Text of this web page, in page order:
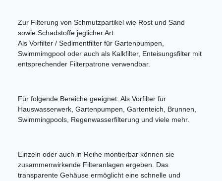
Zur Filterung von Schmutzpartikel wie Rost und Sand
sowie Schadstoffe jeglicher Art.
Als Vorfilter / Sedimentfilter für Gartenpumpen,
Swimmimgpool oder auch als Kalkfilter, Enteisungsfilter mit
entsprechender Filterpatrone verwendbar.
Für folgende Bereiche geeignet: Als Vorfilter für
Hauswasserwerk, Gartenpumpen, Gartenteich, Brunnen,
Swimmingpools, Regenwasserfilterung und viele mehr.
Einzeln oder auch in Reihe montierbar können sie
zusammenwirkende Filteranlagen ergeben. Das
transparente Gehäuse ermöglicht eine schnelle und